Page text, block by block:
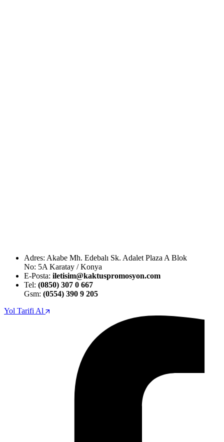
Adres: Akabe Mh. Edebalı Sk. Adalet Plaza A Blok
No: 5A Karatay / Konya
E-Posta: iletisim@kaktuspromosyon.com
Tel: (0850) 307 0 667
Gsm: (0554) 390 9 205
Yol Tarifi Al